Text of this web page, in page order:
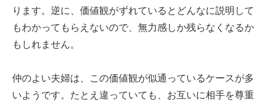
ります。逆に、価値観がずれているとどんなに説明して
もわかってもらえないので、無力感しか残らなくなるか
もしれません。
仲のよい夫婦は、この価値観が似通っているケースが多
いようです。たとえ違っていても、お互いに相手を尊重